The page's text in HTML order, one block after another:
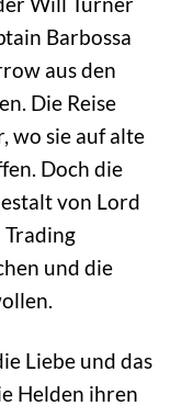
Barbossa
aus den
Die Reise
wo sie auf alte
Doch die
von Lord
und die
Liebe und das
Helden ihren